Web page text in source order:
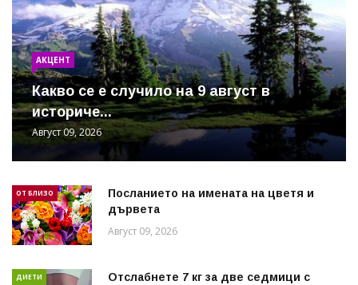
АКЦЕНТ
Какво се е случило на 9 август в
историче...
Август 09, 2026
ОТ БЛИЗО
Посланието на имената на цветя и
дървета
Август 09, 2026
ДИЕТИ
Отслабнете 7 кг за две седмици с